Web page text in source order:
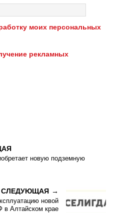
моих персональных
рекламных
новую подземную
СЛЕДУЮЩАЯ
новой
в Алтайском крае